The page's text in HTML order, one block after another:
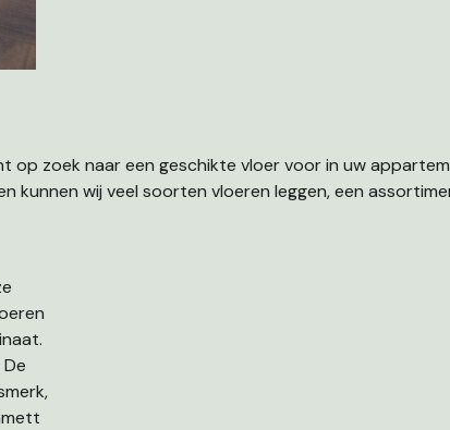
op zoek naar een geschikte vloer voor in uw
kunnen wij veel soorten vloeren leggen, een